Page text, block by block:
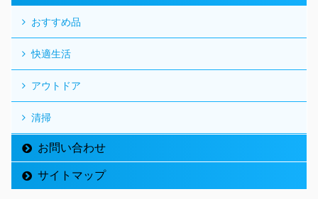
おすすめ品
快適生活
アウトドア
清掃
お問い合わせ
サイトマップ